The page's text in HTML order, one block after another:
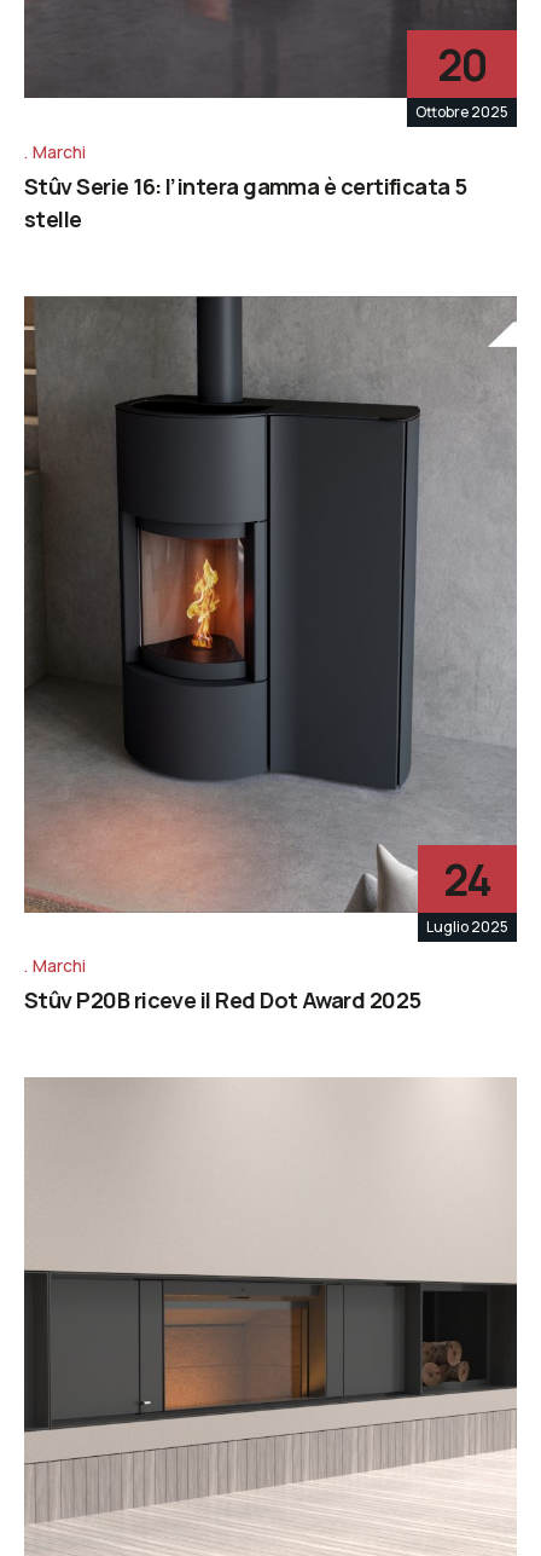
20
Ottobre 2025
Marchi
Stûv Serie 16: l’intera gamma è certificata 5
stelle
24
Luglio 2025
Marchi
Stûv P20B riceve il Red Dot Award 2025